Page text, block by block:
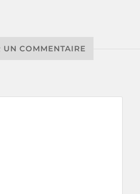
UN COMMENTAIRE